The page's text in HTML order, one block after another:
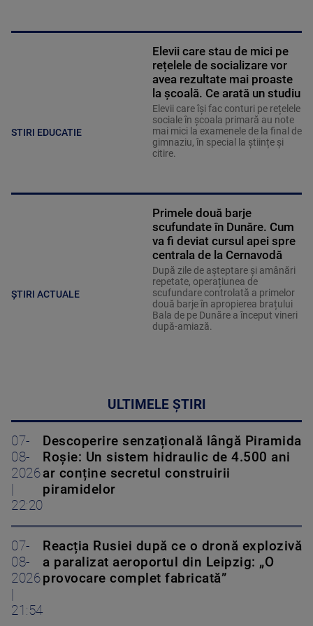
STIRI EDUCATIE
Elevii care stau de mici pe
rețelele de socializare vor
avea rezultate mai proaste
la școală. Ce arată un studiu
Elevii care îşi fac conturi pe rețelele
sociale în școala primară au note
mai mici la examenele de la final de
gimnaziu, în special la științe și
citire.
ȘTIRI ACTUALE
Primele două barje
scufundate în Dunăre. Cum
va fi deviat cursul apei spre
centrala de la Cernavodă
După zile de așteptare și amânări
repetate, operațiunea de
scufundare controlată a primelor
două barje în apropierea brațului
Bala de pe Dunăre a început vineri
după-amiază.
ULTIMELE ȘTIRI
07-
08-
2026
22:20
Descoperire senzațională lângă Piramida
Roșie: Un sistem hidraulic de 4.500 ani
ar conține secretul construirii
piramidelor
07-
08-
2026
21:54
Reacția Rusiei după ce o dronă explozivă
a paralizat aeroportul din Leipzig: „O
provocare complet fabricată”